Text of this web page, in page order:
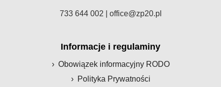
733 644 002 | office@zp20.pl
Informacje i regulaminy
Obowiązek informacyjny RODO
Polityka Prywatności